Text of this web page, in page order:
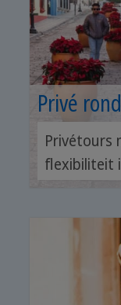
Privé
Privétours
flexibiliteit